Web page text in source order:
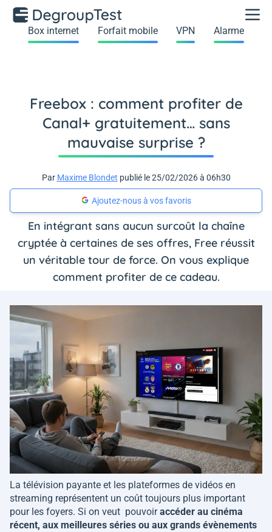
Box internet Forfait mobile VPN Alarme
Freebox : comment profiter de
Canal+ gratuitement… sans
mauvaise surprise ?
Par Maxime Blondet publié le 25/02/2026 à 06h30
Ajoutez-nous à vos favoris
En intégrant sans aucun surcoût la chaîne
cryptée à certaines de ses offres, Free réussit
un véritable tour de force. On vous explique
comment profiter de ce cadeau.
La télévision payante et les plateformes de vidéos en
streaming représentent un coût toujours plus important
pour les foyers. Si on veut pouvoiraccéder au cinéma
récent, aux meilleures séries ou aux grands évènements